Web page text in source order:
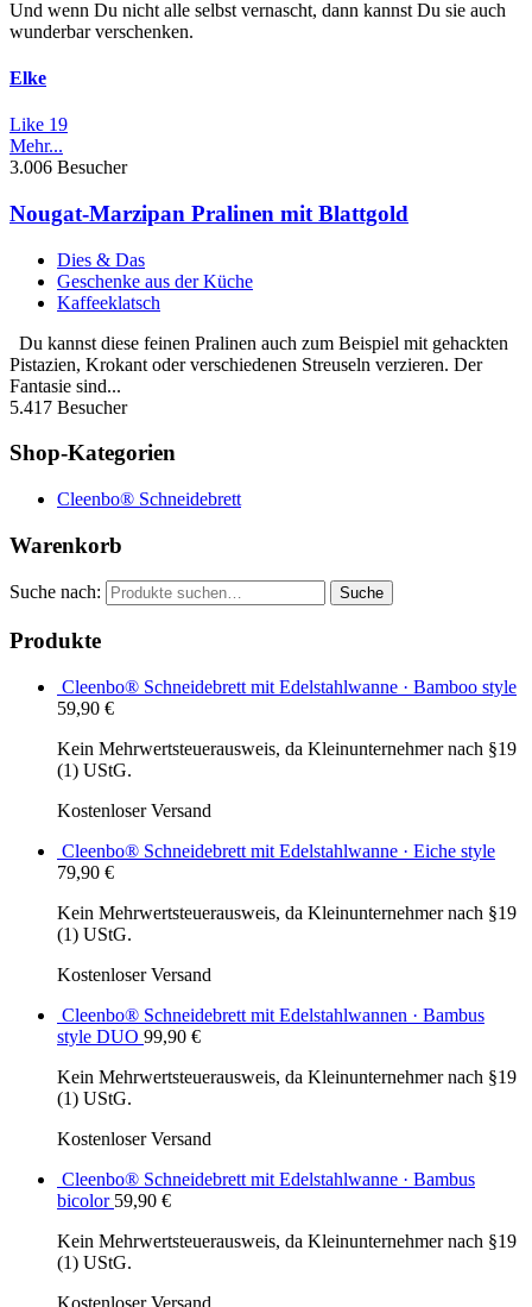
Und wenn Du nicht alle selbst vernascht, dann kannst Du sie auch
wunderbar verschenken.
Elke
Like 19
Mehr...
3.006 Besucher
Nougat-Marzipan Pralinen mit Blattgold
Dies & Das
Geschenke aus der Küche
Kaffeeklatsch
Du kannst diese feinen Pralinen auch zum Beispiel mit gehackten
Pistazien, Krokant oder verschiedenen Streuseln verzieren. Der
Fantasie sind...
5.417 Besucher
Shop-Kategorien
Cleenbo® Schneidebrett
Warenkorb
Suche nach: Suche
Produkte
Cleenbo® Schneidebrett mit Edelstahlwanne · Bamboo style
59,90 €
Kein Mehrwertsteuerausweis, da Kleinunternehmer nach §19
(1) UStG.
Kostenloser Versand
Cleenbo® Schneidebrett mit Edelstahlwanne · Eiche style
79,90 €
Kein Mehrwertsteuerausweis, da Kleinunternehmer nach §19
(1) UStG.
Kostenloser Versand
Cleenbo® Schneidebrett mit Edelstahlwannen · Bambus
style DUO 99,90 €
Kein Mehrwertsteuerausweis, da Kleinunternehmer nach §19
(1) UStG.
Kostenloser Versand
Cleenbo® Schneidebrett mit Edelstahlwanne · Bambus
bicolor 59,90 €
Kein Mehrwertsteuerausweis, da Kleinunternehmer nach §19
(1) UStG.
Kostenloser Versand